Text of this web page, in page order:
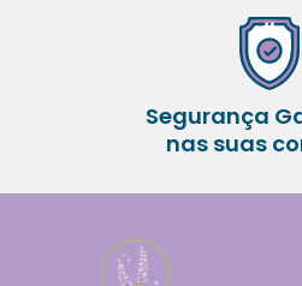
Segurança
nas suas